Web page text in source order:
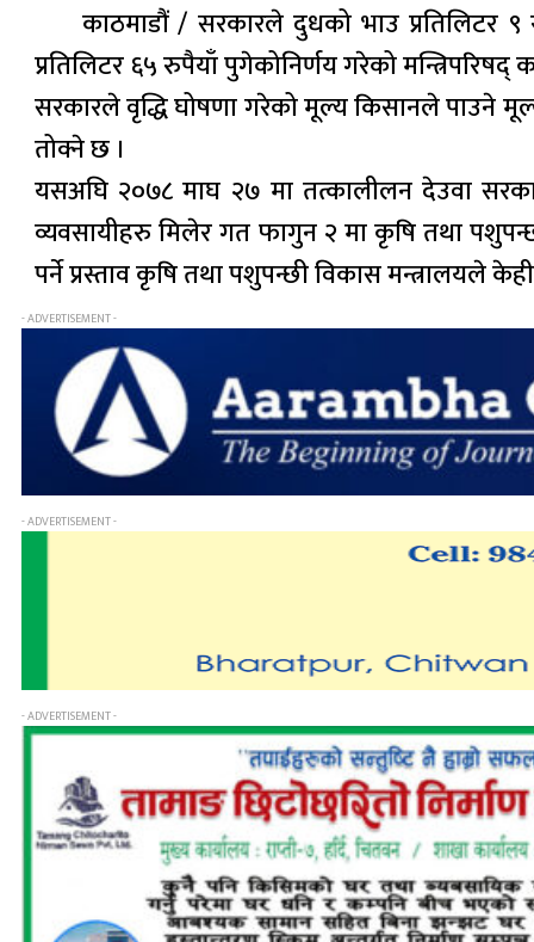
काठमाडौं / सरकारले दुधको भाउ प्रतिलिटर
प्रतिलिटर ६५ रुपैयाँ पुगेकोनिर्णय गरेको
सरकारले वृद्धि घोषणा गरेको मूल्य किसानले पाउने
तोक्ने छ ।
यसअघि २०७८ माघ २७ मा तत्कालीलन देउवा
व्यवसायीहरु मिलेर गत फागुन २ मा कृषि तथा
पर्ने प्रस्ताव कृषि तथा पशुपन्छी विकास मन्त्रालयले
- ADVERTISEMENT -
- ADVERTISEMENT -
- ADVERTISEMENT -